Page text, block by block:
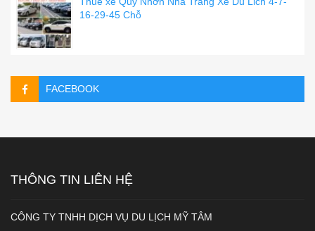
16-29-45 Chỗ
FACEBOOK
THÔNG TIN LIÊN HỆ
CÔNG TY TNHH DỊCH VỤ DU LỊCH MỸ TÂM